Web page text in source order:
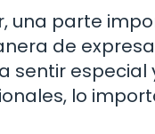
una parte
de
especial
lo